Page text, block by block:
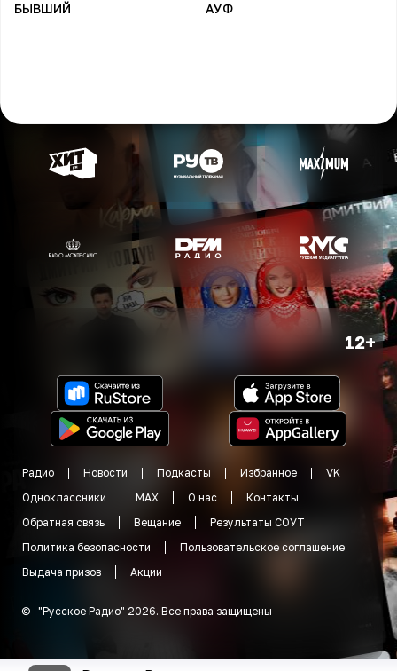
БЫВШИЙ АУФ
12+
Радио Новости Подкасты Избранное
VK
Одноклассники
MAX О нас
Контакты
Обратная связь
Вещание
Результаты СОУТ
Политика безопасности
Пользовательское соглашение
Выдача призов
Акции
© "Русское Радио" 2026. Все права защищены